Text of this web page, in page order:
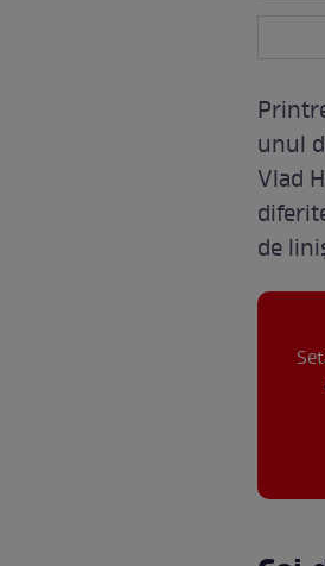
unul
Vlad
de